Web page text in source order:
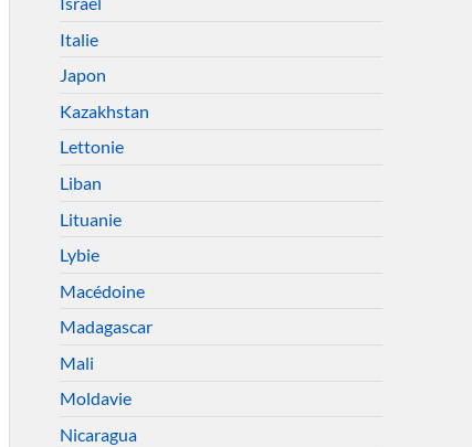
Italie
Japon
Kazakhstan
Lettonie
Liban
Lituanie
Lybie
Macédoine
Madagascar
Mali
Moldavie
Nicaragua